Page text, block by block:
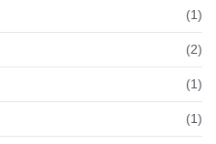
(1)
(2)
(1)
(1)